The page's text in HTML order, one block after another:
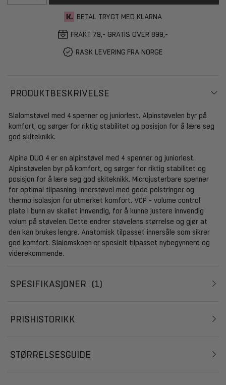
BETAL TRYGT MED KLARNA
FRAKT 79,- GRATIS OVER 899,-
RASK LEVERING FRA NORGE
PRODUKTBESKRIVELSE
Slalomstøvel med 4 spenner og juniorlest. Alpinstøvelen byr på
komfort, og sørger for riktig stabilitet og posisjon for å lære seg
god skiteknikk.
Alpina DUO 4 er en alpinstøvel med 4 spenner og juniorlest.
Alpinstøvelen byr på komfort, og sørger for riktig stabilitet og
posisjon for å lære seg god skiteknikk. Microjusterbare spenner
for optimal tilpasning. Innerstøvel med gode polstringer og
thermo isolasjon for utmerket komfort. VCP - volume control
plate i bunn av skallet innvendig, for å kunne justere innvendig
volum på støvelen. Dette endrer støvelens størrelse og gjør at
den kan brukes lengre. Anatomisk tilpasset innersåle som sikrer
god komfort. Slalomskoen er spesielt tilpasset nybegynnere og
viderekommende.
SPESIFIKASJONER 1
PRISHISTORIKK
STØRRELSESGUIDE